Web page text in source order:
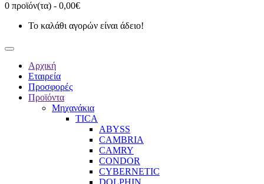
0 προϊόν(τα) - 0,00€
Το καλάθι αγορών είναι άδειο!
Αρχική
Εταιρεία
Προσφορές
Προϊόντα
Μηχανάκια
TICA
ABYSS
CAMBRIA
CAMRY
CONDOR
CYBERNETIC
DOLPHIN